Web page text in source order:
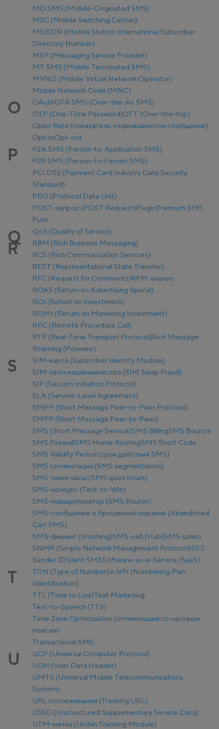
MO SMS (Mobile-Originated SMS)
MSC (Mobile Switching Center)
MSISDN (Mobile Station International Subscriber
Directory Number)
MSP (Messaging Service Provider)
MT SMS (Mobile Terminated SMS)
MVNO (Mobile Virtual Network Operator)
Mobile Network Code (MNC)
O OAuthOTA SMS (Over-the-Air SMS)
OTP (One-Time Password)OTT (Over-the-top)
Open Rate (показатель открываемости сообщений)
Opt-inOpt-out
P
P2A SMS (Person-to-Application SMS)
P2P SMS (Person-to-Person SMS)
PCI DSS (Payment Card Industry Data Security
Standard)
PDU (Protocol Data Unit)
POST-запрос (POST Request)PluginPremium SMS
Push
Q QoS (Quality of Service)
R
RBM (Rich Business Messaging)
RCS (Rich Communication Services)
REST (Representational State Transfer)
RFC (Request for Comments)RFM-анализ
ROAS (Return on Advertising Spend)
ROI (Return on Investment)
ROMI (Return on Marketing Investment)
RPC (Remote Procedure Call)
RTP (Real-Time Transport Protocol)Rich Message
Roaming (Роуминг)
S
SIM-карта (Subscriber Identity Module)
SIM-своп мошенничество (SIM Swap Fraud)
SIP (Session Initiation Protocol)
SLA (Service-Level Agreement)
SMPP (Short Message Peer-to-Peer Protocol)
SMPP (Short Message Peer-to-Peer)
SMS (Short Message Service)SMS BillingSMS Bounce
SMS FirewallSMS Home RoutingSMS Short Code
SMS Validity Period (срок действия SMS)
SMS сегментация (SMS segmentation)
SMS тихие часы (SMS quiet hours)
SMS-конкурс (Text-to-Win)
SMS-маршрутизатор (SMS Router)
SMS-сообщение о брошенной корзине (Abandoned
Cart SMS)
SMS-фишинг (Smishing)SMS-хаб (Hub)SMS-шлюз
SNMP (Simple Network Management Protocol)SS7
Sender IDSilent SMSSoftware-as-a-Service (SaaS)
T
TON (Type of Number) и NPI (Numbering Plan
Identification)
TTL (Time to Live)Text Marketing
Text-to-Speech (TTS)
Time Zone Optimization (оптимизация по часовым
поясам)
Transactional SMS
U
UCP (Universal Computer Protocol)
UDH (User Data Header)
UMTS (Universal Mobile Telecommunications
System)
URL отслеживания (Tracking URL)
USSD (Unstructured Supplementary Service Data)
UTM-метка (Urchin Tracking Module)